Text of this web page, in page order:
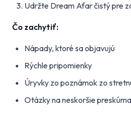
Udržte Dream Afar čistý pre
Čo zachytiť:
Nápady, ktoré sa objavujú
Rýchle pripomienky
Úryvky zo poznámok zo
Otázky na neskoršie